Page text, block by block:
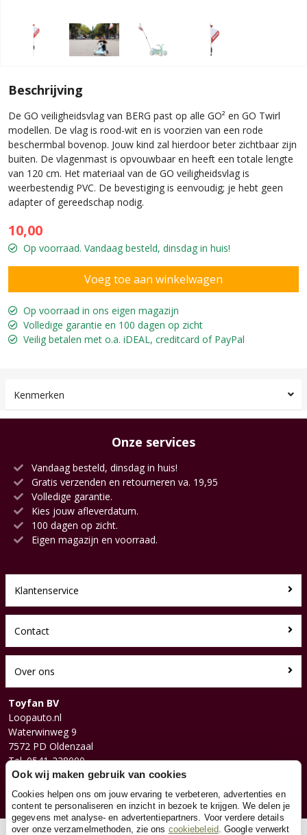
Beschrijving
De GO veiligheidsvlag van BERG past op alle GO² en GO Twirl
modellen. De vlag is rood-wit en is voorzien van een rode
beschermbal bovenop. Jouw kind zal hierdoor beter zichtbaar zijn
buiten. De vlagenmast is opvouwbaar en heeft een totale lengte
van 120 cm. Het materiaal van de GO veiligheidsvlag is
weerbestendig PVC. De bevestiging is eenvoudig; je hebt geen
adapter of gereedschap nodig.
10,00
Op voorraad. Vandaag besteld, dinsdag in huis!
Op voorraad in ons eigen magazijn
Volledige garantie en 100 dagen op zicht
Veilig betalen met o.a. iDEAL, creditcard of PayPal
Kenmerken
Onze services
Vandaag besteld, dinsdag in huis!
Gratis verzenden en retourneren va. 19,95
Volledige garantie.
Kies jouw afleverdatum.
100 dagen op zicht.
Eigen magazijn en voorraad.
Klantenservice
Contact
Over ons
Toyfan BV
Loopauto.nl
Waterwinweg 9
7572 PD Oldenzaal
Tel. 0541-228000
Facebook
Instagram
Ook wij maken gebruik van cookies
Cookies helpen ons om jouw ervaring te verbeteren, advertenties en
content te personaliseren en inzicht in bezoek te krijgen. We delen je
gegevens met analyse- en advertentiepartners. Voor verdere details
over onze verzamelmethoden, zie ons cookiebeleid. Google verwerkt